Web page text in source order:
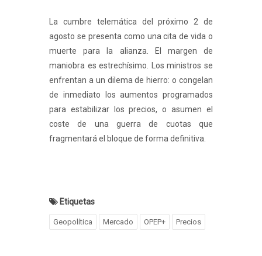
La cumbre telemática del próximo 2 de
agosto se presenta como una cita de vida o
muerte para la alianza. El margen de
maniobra es estrechísimo. Los ministros se
enfrentan a un dilema de hierro: o congelan
de inmediato los aumentos programados
para estabilizar los precios, o asumen el
coste de una guerra de cuotas que
fragmentará el bloque de forma definitiva.
Etiquetas
Geopolítica Mercado OPEP+ Precios